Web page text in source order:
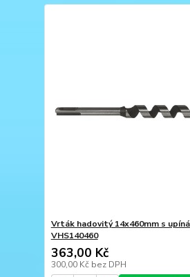
Vrták hadovitý 14x460mm s
VHS140460
363,00 Kč
300,00 Kč bez DPH